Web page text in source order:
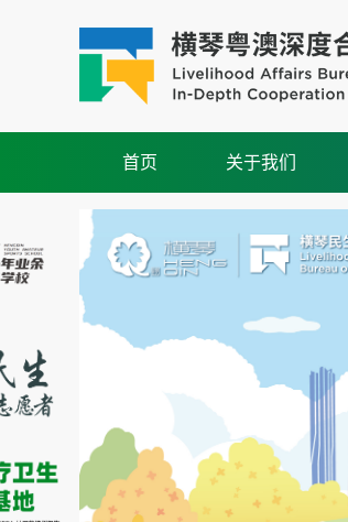
首页 关于我们